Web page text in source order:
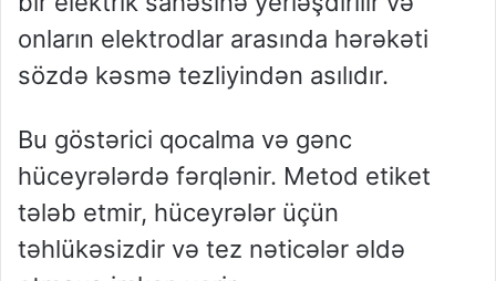
onların elektrodlar arasında hərəkəti
sözdə kəsmə tezliyindən asılıdır.
Bu göstərici qocalma və gənc
hüceyrələrdə fərqlənir. Metod etiket
tələb etmir, hüceyrələr üçün
təhlükəsizdir və tez nəticələr əldə